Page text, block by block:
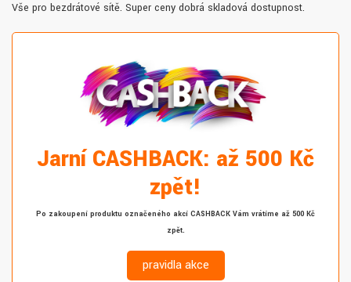
Vše pro bezdrátové sítě. Super ceny dobrá skladová dostupnost.
Jarní CASHBACK: až 500 Kč
zpět!
Po zakoupení produktu označeného akcí CASHBACK Vám vrátíme až 500 Kč
zpět.
pravidla akce